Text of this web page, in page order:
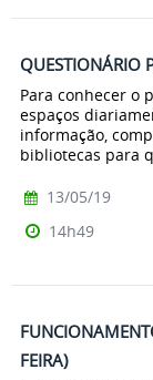
QUESTIONÁRIO
Para conhecer o
espaços
informação,
bibliotecas para
13/05/19
14h49
FEIRA)